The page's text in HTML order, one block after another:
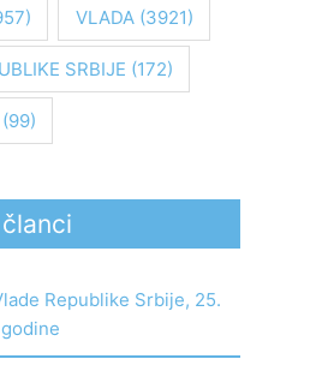
VLADA(3921)
SRBIJE (172)
(99)
Republike Srbije, 25.